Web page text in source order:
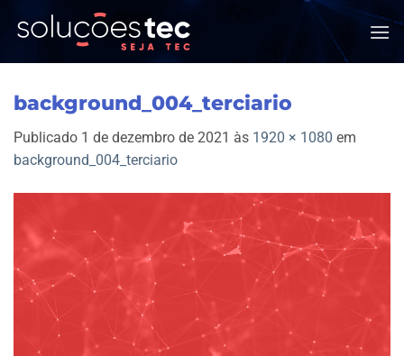
background_004_terciario
Publicado 1 de dezembro de 2021 às 1920 × 1080 em
background_004_terciario